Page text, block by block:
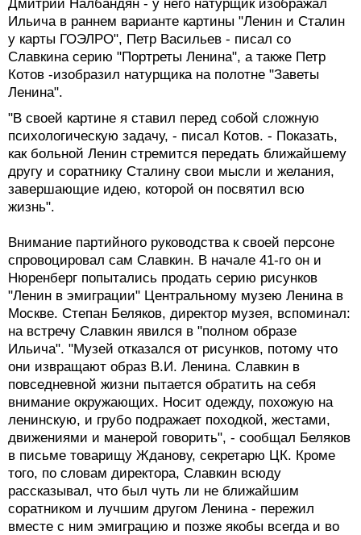
Дмитрий Налбандян - у него натурщик изображал
Ильича в раннем варианте картины "Ленин и Сталин
у карты ГОЭЛРО", Петр Васильев - писал со
Славкина серию "Портреты Ленина", а также Петр
Котов -изобразил натурщика на полотне "Заветы
Ленина".
"В своей картине я ставил перед собой сложную
психологическую задачу, - писал Котов. - Показать,
как больной Ленин стремится передать ближайшему
другу и соратнику Сталину свои мысли и желания,
завершающие идею, которой он посвятил всю
жизнь".
Внимание партийного руководства к своей персоне
спровоцировал сам Славкин. В начале 41-го он и
Нюренберг попытались продать серию рисунков
"Ленин в эмиграции" Центральному музею Ленина в
Москве. Степан Беляков, директор музея, вспоминал:
на встречу Славкин явился в "полном образе
Ильича". "Музей отказался от рисунков, потому что
они извращают образ В.И. Ленина. Славкин в
повседневной жизни пытается обратить на себя
внимание окружающих. Носит одежду, похожую на
ленинскую, и грубо подражает походкой, жестами,
движениями и манерой говорить", - сообщал Беляков
в письме товарищу Жданову, секретарю ЦК. Кроме
того, по словам директора, Славкин всюду
рассказывал, что был чуть ли не ближайшим
соратником и лучшим другом Ленина - пережил
вместе с ним эмиграцию и позже якобы всегда и во